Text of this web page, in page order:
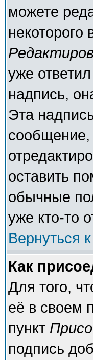
можете
уже
надпись,
Эта
сообщение,
оставить
обычные
уже кто-то
Вернуться
Как
Для того,
её в своем
пункт
подпись